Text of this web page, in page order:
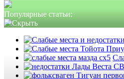
Популярные статьи: